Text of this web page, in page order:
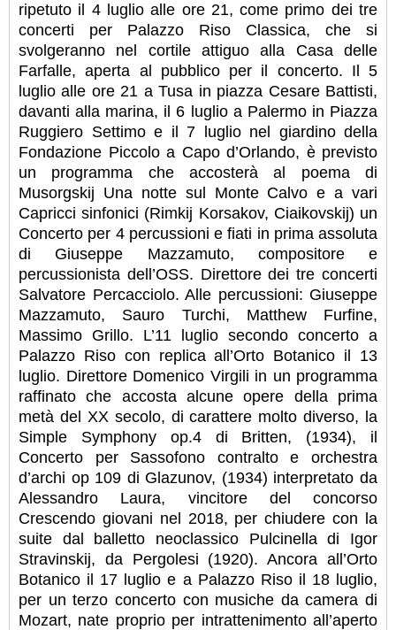
ripetuto il 4 luglio alle ore 21, come primo dei tre
concerti per Palazzo Riso Classica, che si
svolgeranno nel cortile attiguo alla Casa delle
Farfalle, aperta al pubblico per il concerto. Il 5
luglio alle ore 21 a Tusa in piazza Cesare Battisti,
davanti alla marina, il 6 luglio a Palermo in Piazza
Ruggiero Settimo e il 7 luglio nel giardino della
Fondazione Piccolo a Capo d’Orlando, è previsto
un programma che accosterà al poema di
Musorgskij Una notte sul Monte Calvo e a vari
Capricci sinfonici (Rimkij Korsakov, Ciaikovskij) un
Concerto per 4 percussioni e fiati in prima assoluta
di Giuseppe Mazzamuto, compositore e
percussionista dell’OSS. Direttore dei tre concerti
Salvatore Percacciolo. Alle percussioni: Giuseppe
Mazzamuto, Sauro Turchi, Matthew Furfine,
Massimo Grillo. L’11 luglio secondo concerto a
Palazzo Riso con replica all’Orto Botanico il 13
luglio. Direttore Domenico Virgili in un programma
raffinato che accosta alcune opere della prima
metà del XX secolo, di carattere molto diverso, la
Simple Symphony op.4 di Britten, (1934), il
Concerto per Sassofono contralto e orchestra
d’archi op 109 di Glazunov, (1934) interpretato da
Alessandro Laura, vincitore del concorso
Crescendo giovani nel 2018, per chiudere con la
suite dal balletto neoclassico Pulcinella di Igor
Stravinskij, da Pergolesi (1920). Ancora all’Orto
Botanico il 17 luglio e a Palazzo Riso il 18 luglio,
per un terzo concerto con musiche da camera di
Mozart, nate proprio per intrattenimento all’aperto